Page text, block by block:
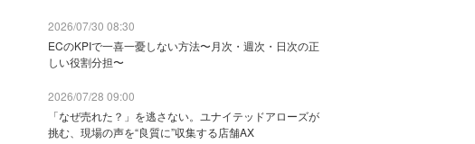
2026/07/30 08:30
ECのKPIで一喜一憂しない方法〜月次・週次・日次の正
しい役割分担〜
2026/07/28 09:00
「なぜ売れた？」を逃さない。ユナイテッドアローズが
挑む、現場の声を“良質に”収集する店舗AX